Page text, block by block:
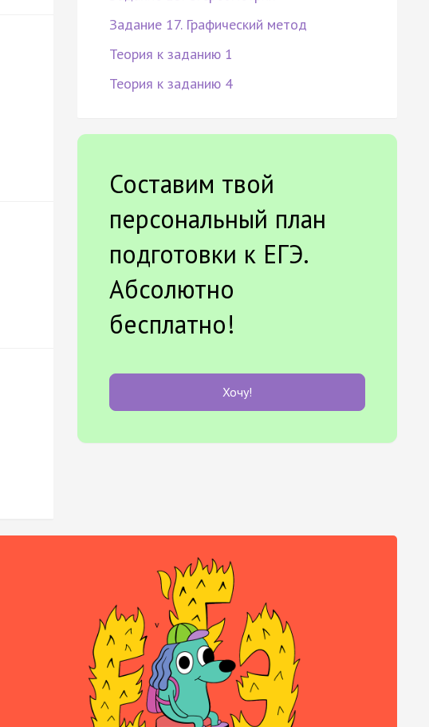
Задание 17. Графический метод
Теория к заданию 1
Теория к заданию 4
Составим твой
персональный план
подготовки к ЕГЭ.
Абсолютно
бесплатно!
Хочу!